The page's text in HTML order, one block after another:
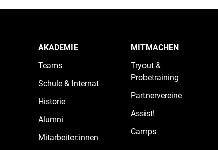
AKADEMIE
Teams
Schule & Internat
Historie
Alumni
Mitarbeiter:innen
MITMACHEN
Tryout &
Probetraining
Partnervereine
Assist!
Camps